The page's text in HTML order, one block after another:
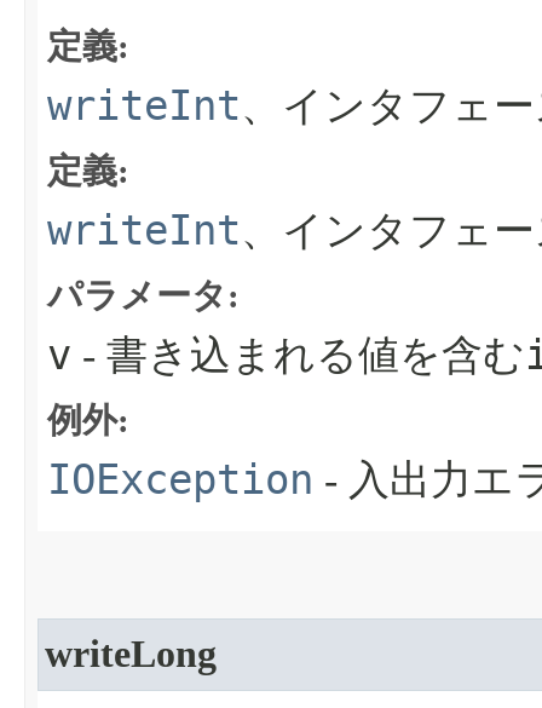
定義:
writeInt、インタフェ
定義:
writeInt、インタフェ
パラメータ:
v - 書き込まれる値を含む
例外:
IOException - 入出力エ
writeLong